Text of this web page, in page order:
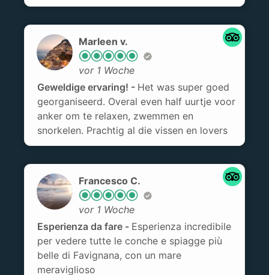
è stato anche un ottimo cicerone.
Marleen v.
vor 1 Woche
Geweldige ervaring!
Het was super goed
georganiseerd. Overal even half uurtje voor
anker om te relaxen, zwemmen en
snorkelen. Prachtig al die vissen en lovers
cave was ook een belevenis. Franscesco
lunch en drinken aan boord.
Francesco C.
vor 1 Woche
Esperienza da fare
Esperienza incredibile
per vedere tutte le conche e spiagge più
belle di Favignana, con un mare
meraviglioso